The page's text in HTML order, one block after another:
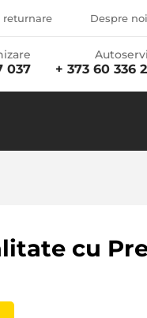
returnare Despre noi
037 + 373 60 336
cu